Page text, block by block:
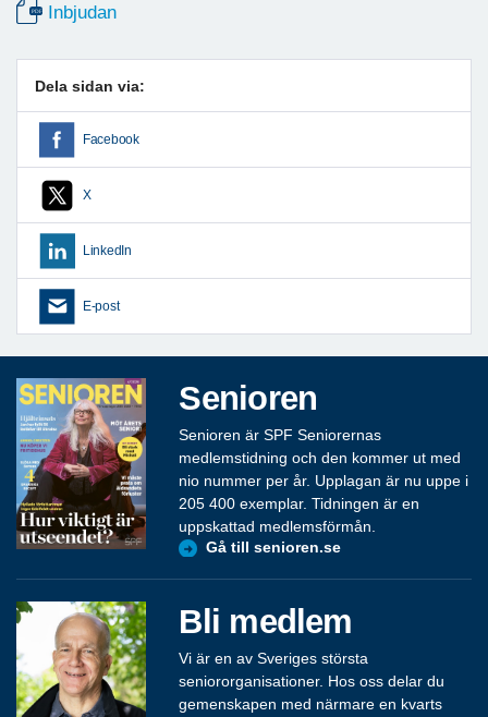
Inbjudan
Dela sidan via:
Facebook
X
LinkedIn
E-post
Senioren
Senioren är SPF Seniorernas
medlemstidning och den kommer ut med
nio nummer per år. Upplagan är nu uppe i
205 400 exemplar. Tidningen är en
uppskattad medlemsförmån.
Gå till senioren.se
Bli medlem
Vi är en av Sveriges största
seniororganisationer. Hos oss delar du
gemenskapen med närmare en kvarts